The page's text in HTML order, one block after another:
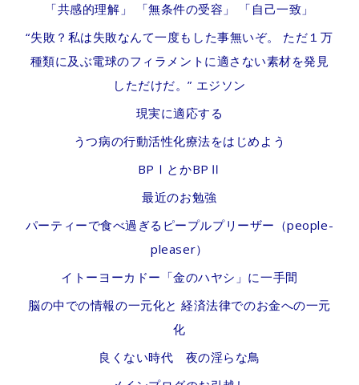
用
「共感的理解」 「無条件の受容」 「自己一致」
“失敗？私は失敗なんて一度もした事無いぞ。 ただ１万
種類に及ぶ電球のフィラメントに適さない素材を発見
しただけだ。” エジソン
現実に適応する
うつ病の行動活性化療法をはじめよう
BPⅠとかBPⅡ
最近のお勉強
パーティーで食べ過ぎるピープルプリーザー（people-
pleaser）
イトーヨーカドー「金のハヤシ」に一手間
脳の中での情報の一元化と 経済法律でのお金への一元
化
良くない時代 夜の淫らな鳥